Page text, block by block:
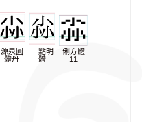
源泉圓
體丹
一點明
體
俐方體
11